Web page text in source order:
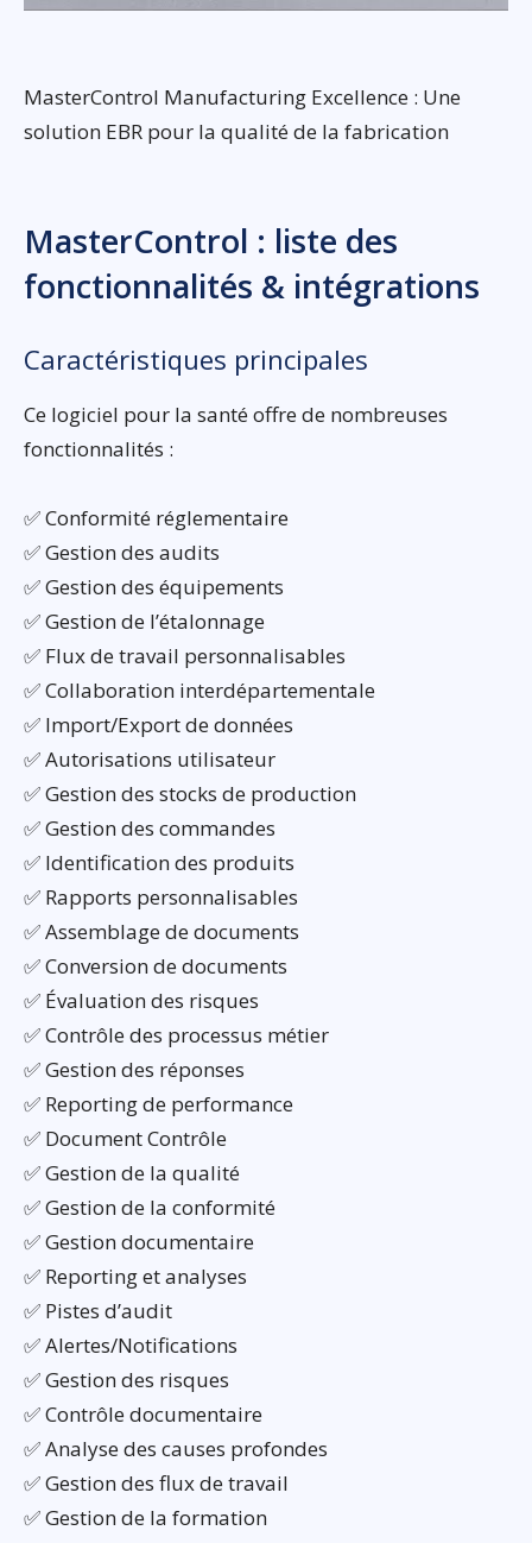
MasterControl Manufacturing Excellence : Une
solution EBR pour la qualité de la fabrication
MasterControl : liste des
fonctionnalités & intégrations
Caractéristiques principales
Ce logiciel pour la santé offre de nombreuses
fonctionnalités :
✅ Conformité réglementaire
✅ Gestion des audits
✅ Gestion des équipements
✅ Gestion de l’étalonnage
✅ Flux de travail personnalisables
✅ Collaboration interdépartementale
✅ Import/Export de données
✅ Autorisations utilisateur
✅ Gestion des stocks de production
✅ Gestion des commandes
✅ Identification des produits
✅ Rapports personnalisables
✅ Assemblage de documents
✅ Conversion de documents
✅ Évaluation des risques
✅ Contrôle des processus métier
✅ Gestion des réponses
✅ Reporting de performance
✅ Document Contrôle
✅ Gestion de la qualité
✅ Gestion de la conformité
✅ Gestion documentaire
✅ Reporting et analyses
✅ Pistes d’audit
✅ Alertes/Notifications
✅ Gestion des risques
✅ Contrôle documentaire
✅ Analyse des causes profondes
✅ Gestion des flux de travail
✅ Gestion de la formation